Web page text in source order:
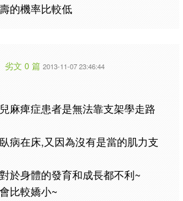
的機率比較低
劣文 0 篇 2013-11-07 23:46:44
麻痺症患者是無法靠支架學走路
病在床,又因為沒有是當的肌力支
於身體的發育和成長都不利~
比較嬌小~